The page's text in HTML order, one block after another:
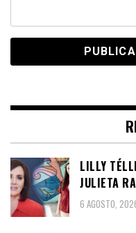
LILLY
JULIETA
6 AGOSTO,